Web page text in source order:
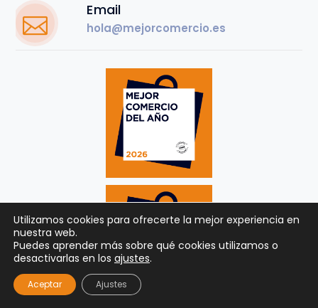
Email
hola@mejorcomercio.es
Utilizamos cookies para ofrecerte la mejor experiencia en
nuestra web.
Puedes aprender más sobre qué cookies utilizamos o
desactivarlas en los ajustes.
Aceptar Ajustes